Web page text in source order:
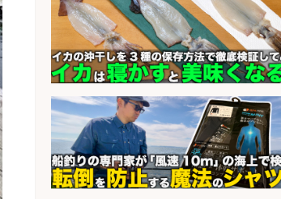
会社名 オーケー株式会社
sponsored by 求人ボックス
レジカウンター/夕方勤務で時給UP
お釣りの計算不要の簡単レジ1日2時
間
会社名 オーケー株式会社
sponsored by 求人ボックス